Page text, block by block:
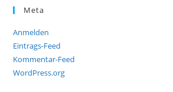
Meta
Anmelden
Eintrags-Feed
Kommentar-Feed
WordPress.org